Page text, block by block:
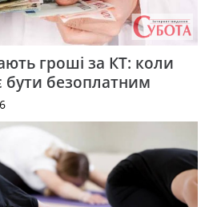
гроші за КТ: коли
бути безоплатним